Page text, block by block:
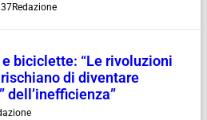
Redazione
biciclette: “Le rivoluzioni
di diventare
dell’inefficienza”